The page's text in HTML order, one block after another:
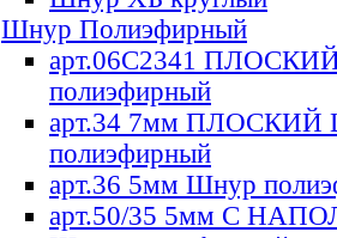
Шнур Полиэфирный
арт.06С2341
полиэфирный
арт.34 7мм ПЛОСКИЙ
полиэфирный
арт.36 5мм Шнур
арт.50/35 5мм С